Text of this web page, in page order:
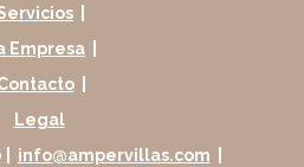
Empresa
Legal
info@ampervillas.com